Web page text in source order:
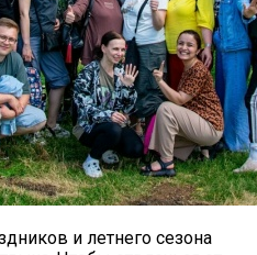
и летнего сезона